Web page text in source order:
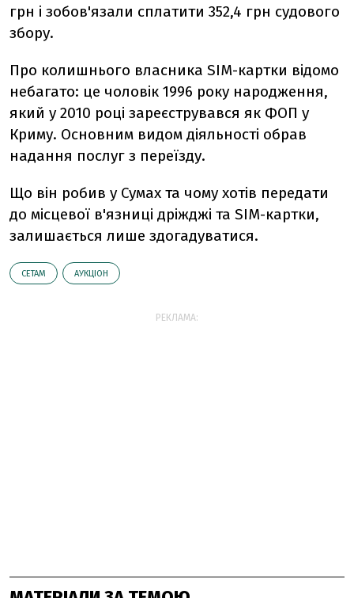
грн і зобов'язали сплатити 352,4 грн судового
збору.
Про колишнього власника SIM-картки відомо
небагато: це чоловік 1996 року народження,
який у 2010 році зареєструвався як ФОП у
Криму. Основним видом діяльності обрав
надання послуг з переїзду.
Що він робив у Сумах та чому хотів передати
до місцевої в'язниці дріжджі та SIM-картки,
залишається лише здогадуватися.
СЕТАМ АУКЦІОН
РЕКЛАМА: